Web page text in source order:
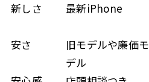
新しさ 最新iPhone
安さ
旧モデルや廉価モ
デル